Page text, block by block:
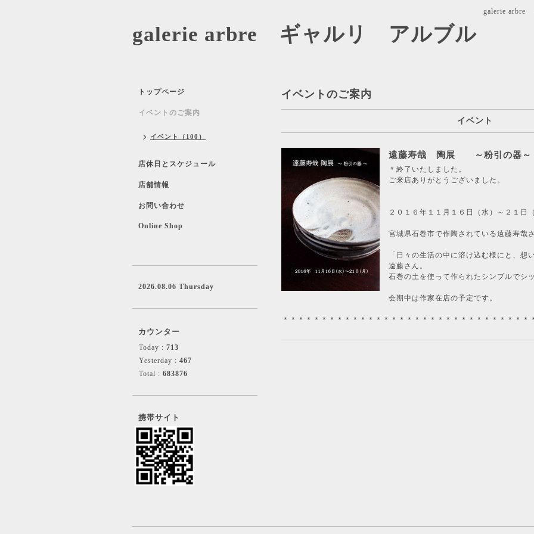
galerie arbre
galerie arbre ギャルリ アルブル
イベントのご案内
イベント
遠藤寿哉 陶展 ～粉引の器～
＊終了いたしました。
ご来店ありがとうございました。
２０１６年１１月１６日（水）～２１日（
宮城県石巻市で作陶されている遠藤寿哉
「日々の生活の中に溶け込む様にと、想
遠藤さん。
石巻の土を使って作られたシンプルでシ
会期中は作家在店の予定です。
＊＊＊＊＊＊＊＊＊＊＊＊＊＊＊＊＊＊＊＊＊＊＊＊＊＊＊＊＊＊＊＊
トップページ
イベントのご案内
イベント（100）
店休日とスケジュール
店舗情報
お問い合わせ
Online Shop
2026.08.06 Thursday
カウンター
Today : 713
Yesterday : 467
Total : 683876
携帯サイト